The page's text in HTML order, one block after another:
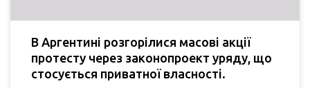
В Аргентині розгорілися масові акції
протесту через законопроект уряду, що
стосується приватної власності.